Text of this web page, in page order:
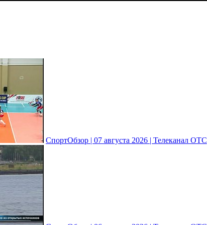
СпортОбзор | 07 августа 2026 | Телеканал ОТС